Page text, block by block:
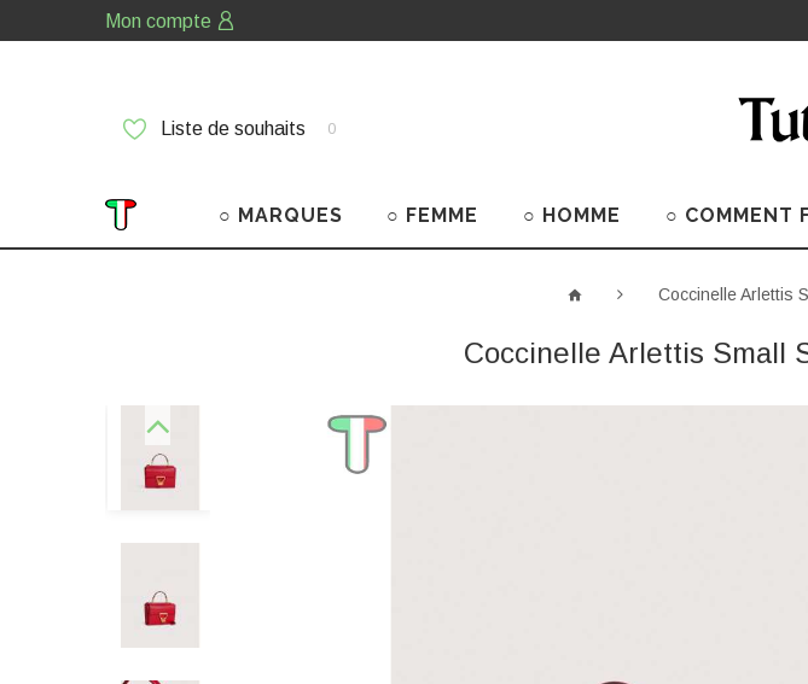
Mon compte
Liste de souhaits 0
○ MARQUES ○ FEMME ○ HOMME ○ COMMENT
Coccinelle Arlettis
Coccinelle Arlettis Small